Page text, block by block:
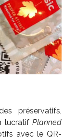
préservatifs,
lucratif Planned
avec le QR-